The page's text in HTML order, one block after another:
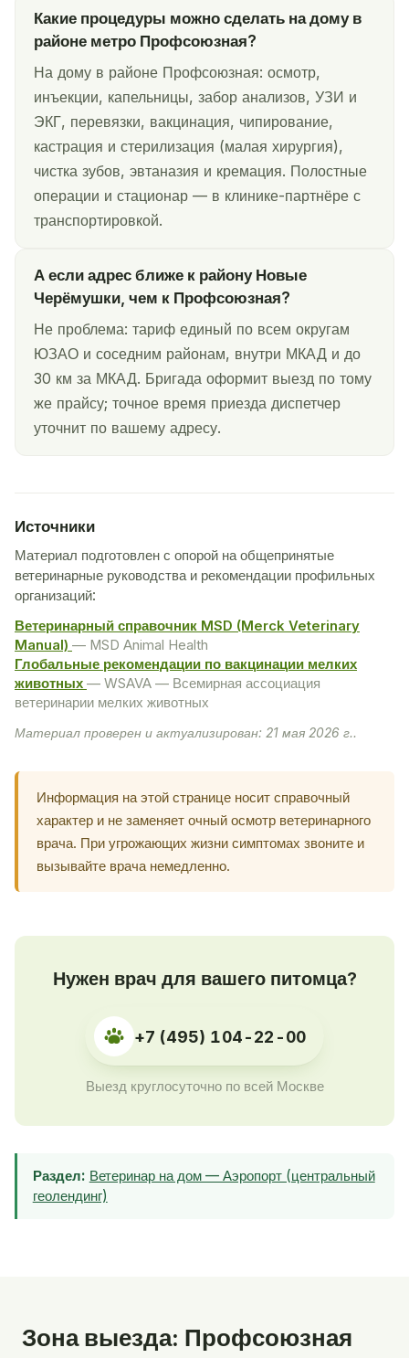
Какие процедуры можно сделать на дому в
районе метро Профсоюзная?
На дому в районе Профсоюзная: осмотр,
инъекции, капельницы, забор анализов, УЗИ и
ЭКГ, перевязки, вакцинация, чипирование,
кастрация и стерилизация (малая хирургия),
чистка зубов, эвтаназия и кремация. Полостные
операции и стационар — в клинике-партнёре с
транспортировкой.
А если адрес ближе к району Новые
Черёмушки, чем к Профсоюзная?
Не проблема: тариф единый по всем округам
ЮЗАО и соседним районам, внутри МКАД и до
30 км за МКАД. Бригада оформит выезд по тому
же прайсу; точное время приезда диспетчер
уточнит по вашему адресу.
Источники
Материал подготовлен с опорой на общепринятые
ветеринарные руководства и рекомендации профильных
организаций:
Ветеринарный справочник MSD (Merck Veterinary
Manual) — MSD Animal Health
Глобальные рекомендации по вакцинации мелких
животных — WSAVA — Всемирная ассоциация
ветеринарии мелких животных
Материал проверен и актуализирован: 21 мая 2026 г..
Информация на этой странице носит справочный
характер и не заменяет очный осмотр ветеринарного
врача. При угрожающих жизни симптомах звоните и
вызывайте врача немедленно.
Нужен врач для вашего питомца?
+7 (495) 104-22-00
Выезд круглосуточно по всей Москве
Раздел: Ветеринар на дом — Аэропорт (центральный
геолендинг)
Зона выезда: Профсоюзная